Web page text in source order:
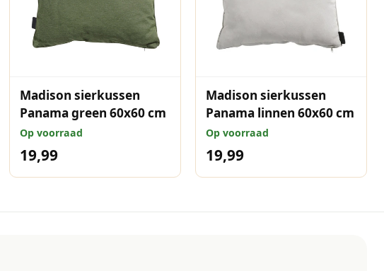
Madison sierkussen
Panama green 60x60 cm
Op voorraad
19,99
Madison sierkussen
Panama linnen 60x60 cm
Op voorraad
19,99